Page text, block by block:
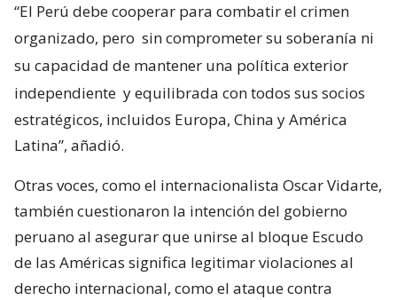
“El Perú debe cooperar para combatir el crimen
organizado, pero sin comprometer su soberanía ni
su capacidad de mantener una política exterior
independiente y equilibrada con todos sus socios
estratégicos, incluidos Europa, China y América
Latina”, añadió.
Otras voces, como el internacionalista Oscar Vidarte,
también cuestionaron la intención del gobierno
peruano al asegurar que unirse al bloque Escudo
de las Américas significa legitimar violaciones al
derecho internacional, como el ataque contra